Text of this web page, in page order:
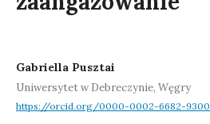
Gabriella Pusztai
Uniwersytet w Debreczynie, Węgry
https://orcid.org/0000-0002-6682-9300